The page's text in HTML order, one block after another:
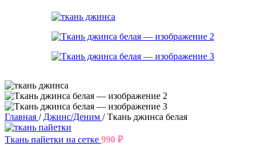
Главная / Джинс/Деним / Ткань джинса белая
Ткань пайетки на сетке 990 ₽